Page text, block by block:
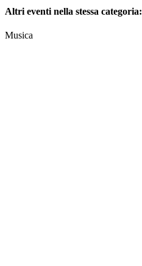
Altri eventi nella stessa categoria:
Musica